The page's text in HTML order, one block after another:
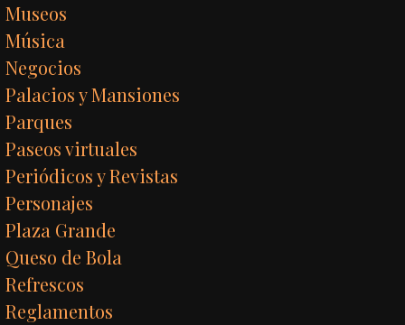
Museos
Música
Negocios
Palacios y Mansiones
Parques
Paseos virtuales
Periódicos y Revistas
Personajes
Plaza Grande
Queso de Bola
Refrescos
Reglamentos